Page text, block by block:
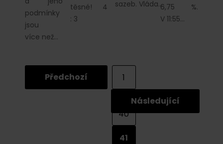
podmínky
jsou
více než…
těsné! 4
: 3
sazeb. Vláda…6,75 %.
V 11:55…
Předchozí
1
40
41
Následující